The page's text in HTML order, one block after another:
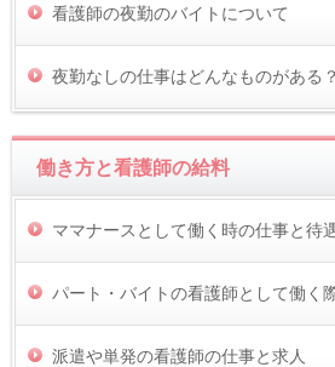
看護師の夜勤のバイトについて
夜勤なしの仕事はどんなものがある？
働き方と看護師の給料
ママナースとして働く時の仕事と待
パート・バイトの看護師として働く
派遣や単発の看護師の仕事と求人